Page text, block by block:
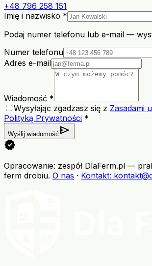
+48 796 258 151
Imię i nazwisko *
Podaj numer telefonu lub e-mail —
Numer telefonu
Adres e-mail
Wiadomość *
Wysyłając zgadzasz się z Zasadami
Polityką Prywatności *
Wyślij wiadomość send
verified
Opracowanie: zespół DlaFerm.pl —
ferm drobiu. O nas · Kontakt: